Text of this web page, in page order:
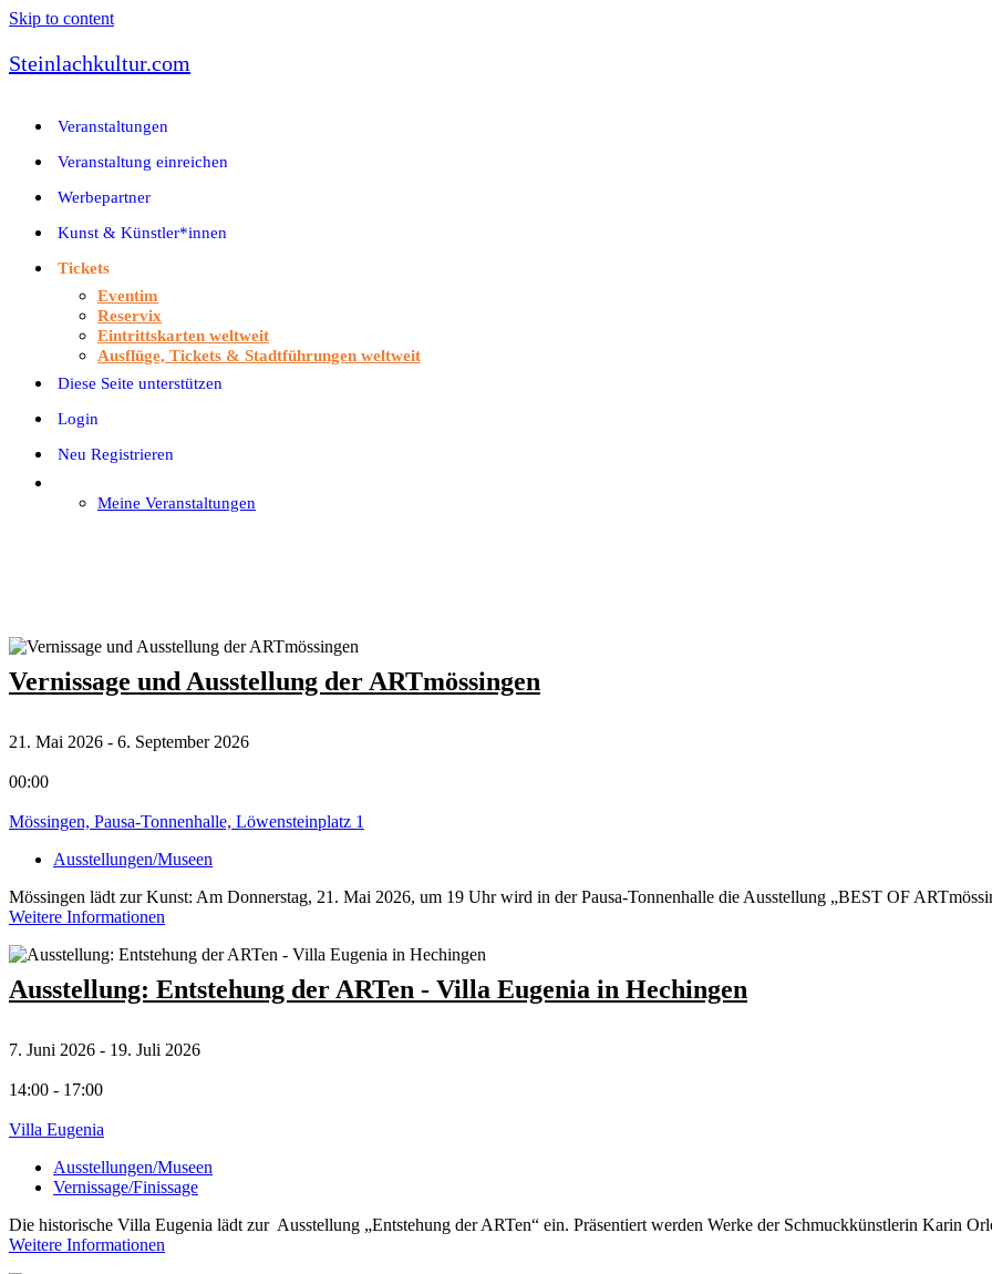
Skip to content
Steinlachkultur.com
Veranstaltungen
Veranstaltung einreichen
Werbepartner
Kunst & Künstler*innen
Tickets
Eventim
Reservix
Eintrittskarten weltweit
Ausflüge, Tickets & Stadtführungen weltweit
Diese Seite unterstützen
Login
Neu Registrieren
Meine Veranstaltungen
Vernissage und Ausstellung der ARTmössingen
21. Mai 2026 - 6. September 2026
00:00
Mössingen, Pausa-Tonnenhalle, Löwensteinplatz 1
Ausstellungen/Museen
Mössingen lädt zur Kunst: Am Donnerstag, 21. Mai 2026, um 19 Uhr wird in der Pausa-Tonnenhalle die Ausstellung „BEST OF
Weitere Informationen
Ausstellung: Entstehung der ARTen - Villa Eugenia in Hechingen
7. Juni 2026 - 19. Juli 2026
14:00 - 17:00
Villa Eugenia
Ausstellungen/Museen
Vernissage/Finissage
Die historische Villa Eugenia lädt zur Ausstellung „Entstehung der ARTen“ ein. Präsentiert werden Werke der Schmuckkünstlerin Karin
Weitere Informationen